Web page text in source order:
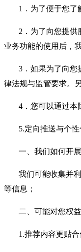
1．为了便于您了
2．为了向您提供
业务功能的使用后，
3．如果为了向您
律法规与监管要求。
4．您可以通过本
5.定向推送与个
一、我们如何开
我们可能收集并
等信息；
二、可能对您权
1.推荐内容更贴